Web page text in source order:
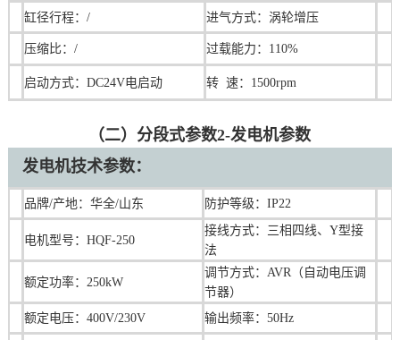
缸径行程： / 进气方式：涡轮增压
压缩比： / 过载能力：110%
启动方式：DC24V电启动 转 速：1500rpm
（二）分段式参数2-发电机参数
发电机技术参数：
品牌/产地：华全/山东 防护等级：IP22
电机型号：HQF-250
接线方式：三相四线、Y型接
法
额定功率：250kW
调节方式：AVR（自动电压调
节器）
额定电压：400V/230V
输出频率：50Hz